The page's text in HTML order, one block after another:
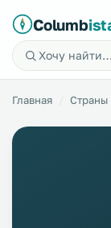
Columb
Главная Страны